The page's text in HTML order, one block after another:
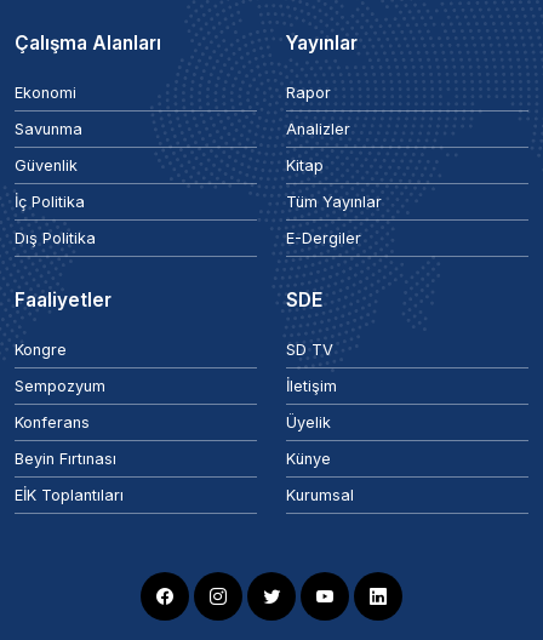
Çalışma Alanları
Ekonomi
Savunma
Güvenlik
İç Politika
Dış Politika
Yayınlar
Rapor
Analizler
Kitap
Tüm Yayınlar
E-Dergiler
Faaliyetler
Kongre
Sempozyum
Konferans
Beyin Fırtınası
EİK Toplantıları
SDE
SD TV
İletişim
Üyelik
Künye
Kurumsal